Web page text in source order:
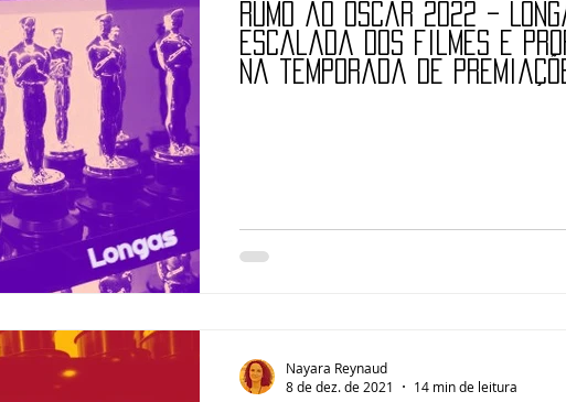
Rumo ao Oscar 2022 –
escalada dos filmes e
na temporada de
Nayara Reynaud
8 de dez. de 2021
14 min de leitura